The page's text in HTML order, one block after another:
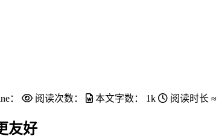
： 阅读次数： 本文字数： 1k 阅读时长 ≈
友好